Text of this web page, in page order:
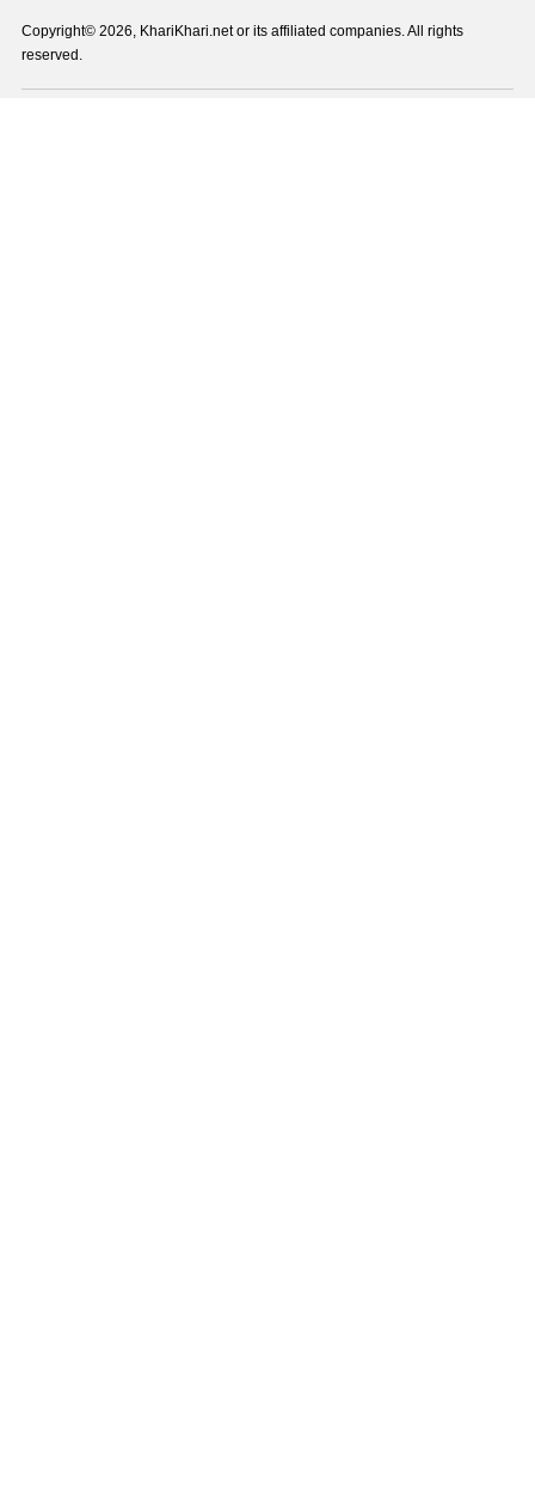
Copyright© 2026, KhariKhari.net or its affiliated companies. All rights
reserved.